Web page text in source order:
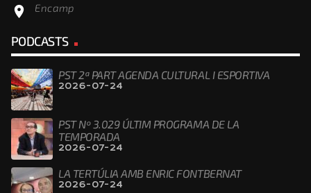
location_on Encamp
PODCASTS
PST 2ª PART AGENDA CULTURAL I ESPORTIVA
2026-07-24
PST Nº 3.029 ÚLTIM PROGRAMA DE LA
TEMPORADA
2026-07-24
LA TERTÚLIA AMB ENRIC FONTBERNAT
2026-07-24